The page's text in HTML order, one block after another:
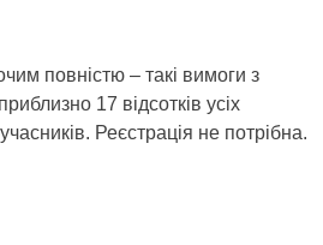
повністю – такі вимоги з
17 відсотків усіх
Реєстрація не потрібна.